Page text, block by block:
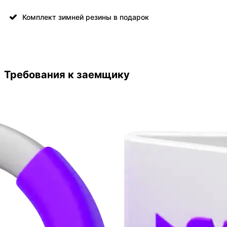
Комплект зимней резины в подарок
Требования к заемщику